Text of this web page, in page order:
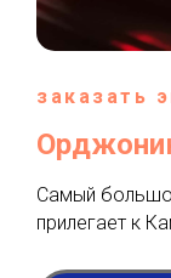
заказать
Самый
прилегает к